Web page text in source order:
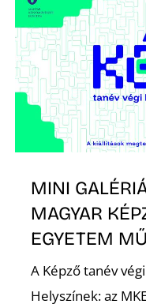
MINI
MAGYAR
EGYETEM
A Képző tanév
Helyszínek: az